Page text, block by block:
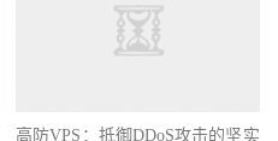
高防VPS：抵御DDoS攻击的坚实